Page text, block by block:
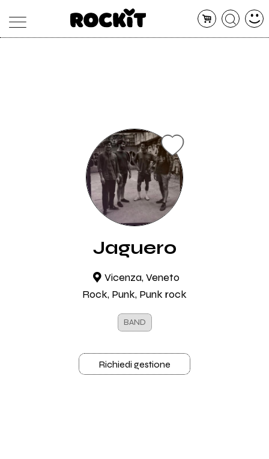
Jaguero
Vicenza, Veneto
Rock, Punk, Punk rock
BAND
Richiedi gestione